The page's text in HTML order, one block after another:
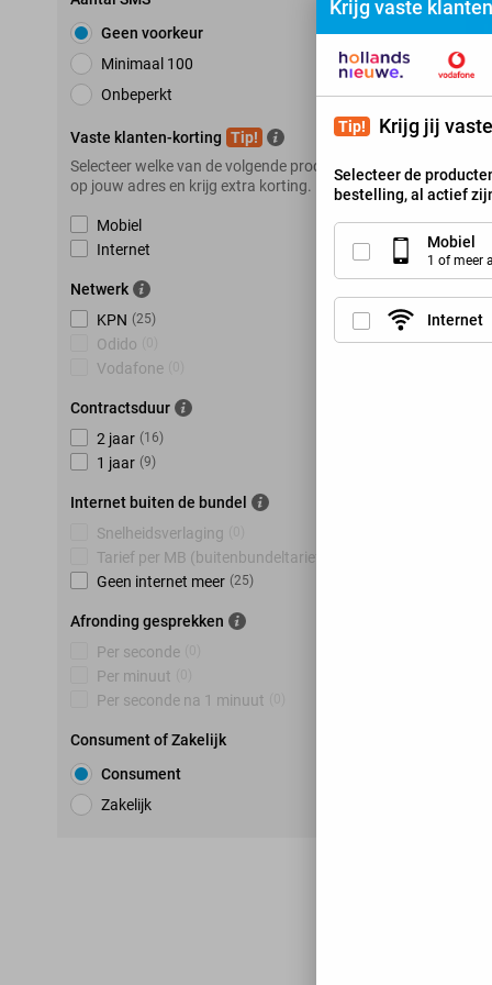
Geen voorkeur
Minimaal 100
Onbeperkt
Vaste klanten-korting Tip!
Selecteer welke van de volgende producten je hebt
op jouw adres en krijg extra korting.
Mobiel
Internet
Netwerk
KPN (25)
Odido
Vodafone
Contractsduur
2 jaar (16)
1 jaar (9)
Internet buiten de bundel
Snelheidsverlaging
Tarief per MB (buitenbundeltarief)
Geen internet meer (25)
Afronding gesprekken
Per seconde
Per minuut
Per seconde na 1 minuut
Consument of Zakelijk
Consument
Zakelijk
Krijg vaste
Tip! Krijg jij
Selecteer de
bestelling, al actief
Mobiel
1 of meer
Internet